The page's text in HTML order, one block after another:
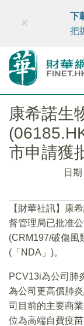
財華智庫網
×
下
把
康希諾生
市申請獲
日期
【財華社訊】康
督管理局已批准
(CRM197/破傷風
(「NDA」)。
PCV13i為公司肺
為公司更高價肺
司目前的主要商
位為高端自費疫